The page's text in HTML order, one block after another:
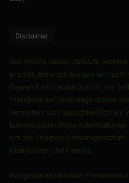
Disclaimer
Die Inhalte dieser Website
erstellt, dennoch bürgen wir nicht
Gewarnt wird ausdrücklich vor
therapien auf Grundlage dieser
verstehen sich ausschließlich als
laienverstaendliche
um die Themen Schwangerschaft,
Kleinkinder und Familie.
Bei gesundheitlichen Problemen